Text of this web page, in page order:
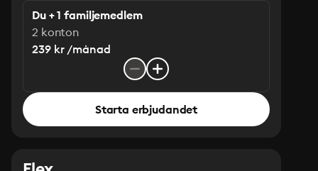
Du + 1 familjemedlem
2 konton
239 kr /månad
Starta erbjudandet